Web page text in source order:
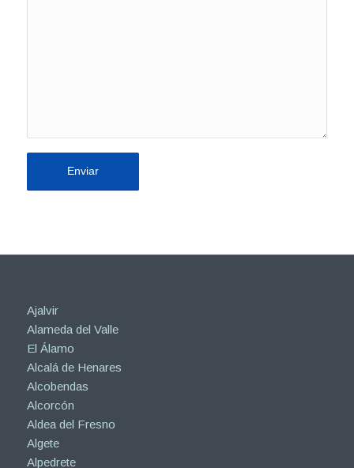
Ajalvir
Alameda del Valle
El Álamo
Alcalá de Henares
Alcobendas
Alcorcón
Aldea del Fresno
Algete
Alpedrete